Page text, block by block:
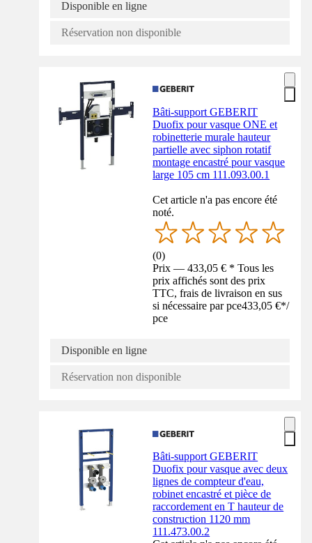
Disponible en ligne
Réservation non disponible
Bâti-support GEBERIT
Duofix pour vasque ONE et
robinetterie murale hauteur
partielle avec siphon rotatif
montage encastré pour vasque
large 105 cm 111.093.00.1
Cet article n'a pas encore été
noté.
(0)
Prix — 433,05 € * Tous les
prix affichés sont des prix
TTC, frais de livraison en sus
si nécessaire par pce433,05 €*/
pce
Disponible en ligne
Réservation non disponible
Bâti-support GEBERIT
Duofix pour vasque avec deux
lignes de compteur d'eau,
robinet encastré et pièce de
raccordement en T hauteur de
construction 1120 mm
111.473.00.2